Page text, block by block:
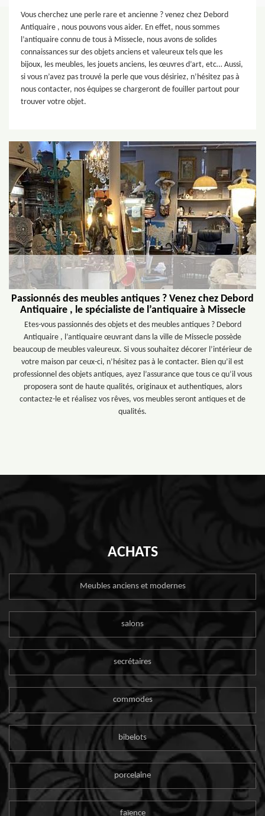
Vous cherchez une perle rare et ancienne ? venez chez Debord
Antiquaire , nous pouvons vous aider. En effet, nous sommes
l’antiquaire connu de tous à Missecle, nous avons de solides
connaissances sur des objets anciens et valeureux tels que les
bijoux, les meubles, les jouets anciens, les œuvres d’art, etc… Aussi,
si vous n’avez pas trouvé la perle que vous désiriez, n’hésitez pas à
nous contacter, nos équipes se chargeront de fouiller partout pour
trouver votre objet.
Passionnés des meubles antiques ? Venez chez Debord
Antiquaire , le spécialiste de l’antiquaire à Missecle
Etes-vous passionnés des objets et des meubles antiques ? Debord
Antiquaire , l’antiquaire œuvrant dans la ville de Missecle possède
beaucoup de meubles valeureux. Si vous souhaitez décorer l’intérieur de
votre maison par ceux-ci, n’hésitez pas à le contacter. Bien qu’il est
professionnel des objets antiques, ayez l’assurance que tous ce qu’il vous
proposera sont de haute qualités, originaux et authentiques, alors
contactez-le et réalisez vos rêves, vos meubles seront antiques et de
qualités.
ACHATS
Meubles anciens et modernes
salons
secrétaires
commodes
bibelots
porcelaine
faïence